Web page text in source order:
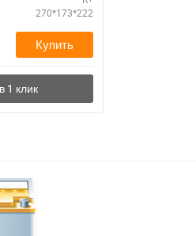
270*173*222
Купить